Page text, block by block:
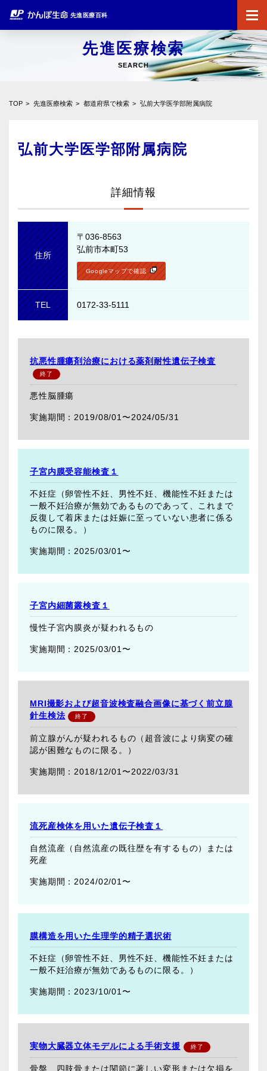
先進医療百科
先進医療検索
SEARCH
TOP 先進医療検索 都道府県で検索 弘前大学医学部附属病院
弘前大学医学部附属病院
詳細情報
住所
〒036-8563
弘前市本町53
Googleマップで確認
TEL 0172-33-5111
抗悪性腫瘍剤治療における薬剤耐性遺伝子検査
悪性脳腫瘍
2019/08/01〜2024/05/31
子宮内膜受容能検査１
不妊症（卵管性不妊、男性不妊、機能性不妊または
一般不妊治療が無効であるものであって、これまで
反復して着床または妊娠に至っていない患者に係る
ものに限る。）
2025/03/01〜
子宮内細菌叢検査１
慢性子宮内膜炎が疑われるもの
2025/03/01〜
MRI撮影および超音波検査融合画像に基づく前立腺
針生検法
前立腺がんが疑われるもの（超音波により病変の確
認が困難なものに限る。）
2018/12/01〜2022/03/31
流死産検体を用いた遺伝子検査１
自然流産（自然流産の既往歴を有するもの）または
死産
2024/02/01〜
膜構造を用いた生理学的精子選択術
不妊症（卵管性不妊、男性不妊、機能性不妊または
一般不妊治療が無効であるものに限る。）
2023/10/01〜
実物大臓器立体モデルによる手術支援
骨盤、四肢骨または関節に著しい変形または欠損を